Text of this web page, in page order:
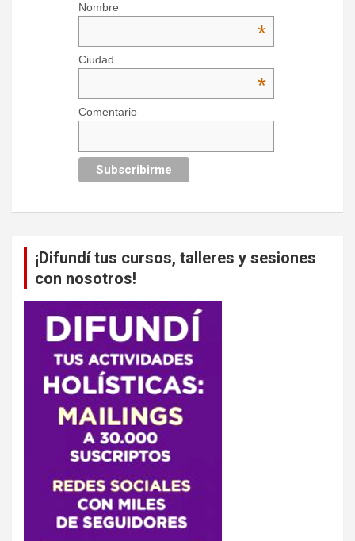
Nombre
*
Ciudad
*
Comentario
¡Difundí tus cursos, talleres y sesiones
con nosotros!